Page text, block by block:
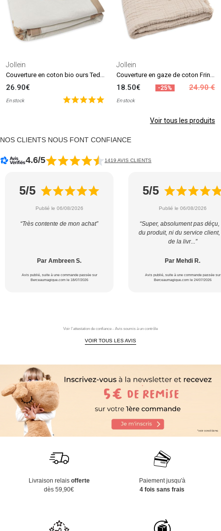
Jollein
26.90€
En stock
Jollein
18.50€ -25% 24.90 €
En stock
Voir tous les produits
NOS CLIENTS NOUS FONT CONFIANCE
4.6/5 1419 AVIS CLIENTS
5/5
Publié le 06/08/2026
“Très contente de mon achat”
Par Ambreen S.
Avis publié, suite à une commande passée sur
Berceaumagique.com le 18/07/2026
5/5
Publié le 06/08/2026
“Super, absolument pas déçu,
du produit, ni du service
de la livr...”
Par Mehdi R.
Avis publié, suite à une commande passée sur
Berceaumagique.com le 24/07/2026
Voir l'attestation de confiance - Avis soumis à un contrôle
VOIR TOUS LES AVIS
Livraison relais offerte
dès 59,90€
Paiement jusqu'à
4 fois sans frais